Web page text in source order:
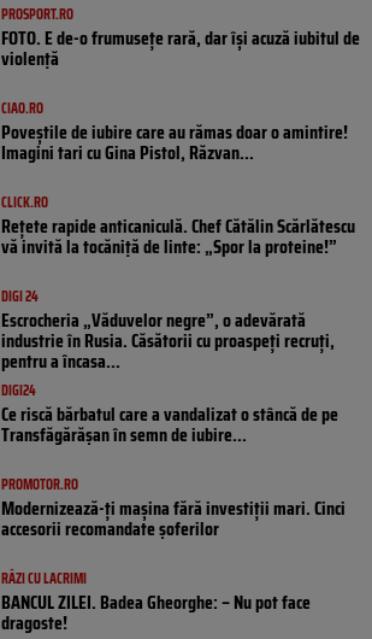
PROSPORT.RO
FOTO. E de-o frumusețe rară, dar își acuză iubitul de
violență
CIAO.RO
Poveştile de iubire care au rămas doar o amintire!
Imagini tari cu Gina Pistol, Răzvan...
CLICK.RO
Rețete rapide anticaniculă. Chef Cătălin Scărlătescu
vă invită la tocăniță de linte: „Spor la proteine!”
DIGI 24
Escrocheria „Văduvelor negre”, o adevărată
industrie în Rusia. Căsătorii cu proaspeți recruți,
pentru a încasa...
DIGI24
Ce riscă bărbatul care a vandalizat o stâncă de pe
Transfăgărășan în semn de iubire...
PROMOTOR.RO
Modernizează-ți mașina fără investiții mari. Cinci
accesorii recomandate șoferilor
RÂZI CU LACRIMI
BANCUL ZILEI. Badea Gheorghe: – Nu pot face
dragoste!